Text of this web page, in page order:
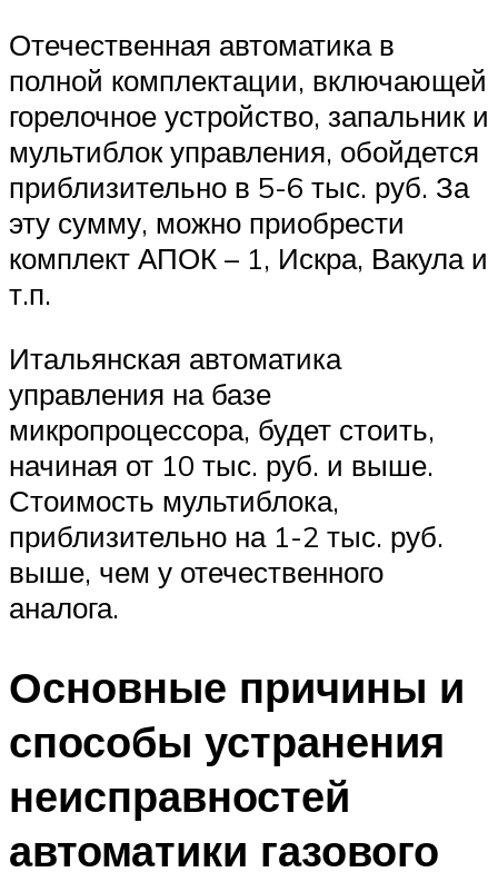
Отечественная автоматика в
полной комплектации, включающей
горелочное устройство, запальник и
мультиблок управления, обойдется
приблизительно в 5-6 тыс. руб. За
эту сумму, можно приобрести
комплект АПОК – 1, Искра, Вакула и
т.п.
Итальянская автоматика
управления на базе
микропроцессора, будет стоить,
начиная от 10 тыс. руб. и выше.
Стоимость мультиблока,
приблизительно на 1-2 тыс. руб.
выше, чем у отечественного
аналога.
Основные причины и
способы устранения
неисправностей
автоматики газового